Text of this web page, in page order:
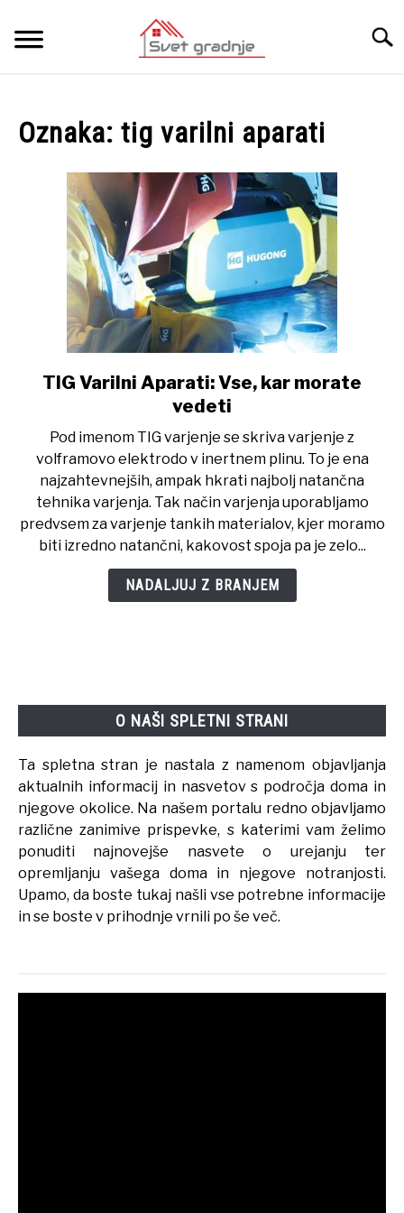
content
O NAS
KATEGORIJE
KONTAKT
Oznaka: tig varilni aparati
link
to
Varilni
Aparati:
Vse,
kar
morate
vedeti
TIG Varilni Aparati: Vse, kar morate
vedeti
Pod imenom TIG varjenje se skriva varjenje z
volframovo elektrodo v inertnem plinu. To je ena
najzahtevnejših, ampak hkrati najbolj natančna
tehnika varjenja. Tak način varjenja uporabljamo
predvsem za varjenje tankih materialov, kjer moramo
biti izredno natančni, kakovost spoja pa je zelo...
NADALJUJ Z BRANJEM
O NAŠI SPLETNI STRANI
Ta spletna stran je nastala z namenom objavljanja
aktualnih informacij in nasvetov s področja doma in
njegove okolice. Na našem portalu redno objavljamo
različne zanimive prispevke, s katerimi vam želimo
ponuditi najnovejše nasvete o urejanju ter
opremljanju vašega doma in njegove notranjosti.
Upamo, da boste tukaj našli vse potrebne informacije
in se boste v prihodnje vrnili po še več.